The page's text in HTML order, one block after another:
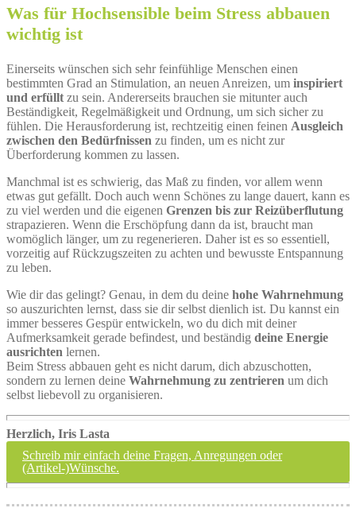
Was für Hochsensible beim Stress abbauen
wichtig ist
Einerseits wünschen sich sehr feinfühlige Menschen einen
bestimmten Grad an Stimulation, an neuen Anreizen, um inspiriert
und erfüllt zu sein. Andererseits brauchen sie mitunter auch
Beständigkeit, Regelmäßigkeit und Ordnung, um sich sicher zu
fühlen. Die Herausforderung ist, rechtzeitig einen feinen Ausgleich
zwischen den Bedürfnissen zu finden, um es nicht zur
Überforderung kommen zu lassen.
Manchmal ist es schwierig, das Maß zu finden, vor allem wenn
etwas gut gefällt. Doch auch wenn Schönes zu lange dauert, kann es
zu viel werden und die eigenen Grenzen bis zur Reizüberflutung
strapazieren. Wenn die Erschöpfung dann da ist, braucht man
womöglich länger, um zu regenerieren. Daher ist es so essentiell,
vorzeitig auf Rückzugszeiten zu achten und bewusste Entspannung
zu leben.
Wie dir das gelingt? Genau, in dem du deine hohe Wahrnehmung
so auszurichten lernst, dass sie dir selbst dienlich ist. Du kannst ein
immer besseres Gespür entwickeln, wo du dich mit deiner
Aufmerksamkeit gerade befindest, und beständig deine Energie
ausrichten lernen.
Beim Stress abbauen geht es nicht darum, dich abzuschotten,
sondern zu lernen deine Wahrnehmung zu zentrieren um dich
selbst liebevoll zu organisieren.
Herzlich, Iris Lasta
Schreib mir einfach deine Fragen, Anregungen oder
(Artikel-)Wünsche.